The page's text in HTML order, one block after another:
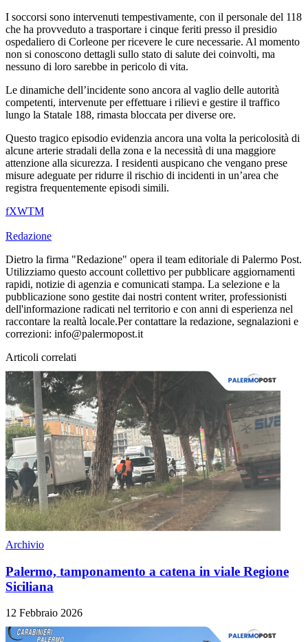
I soccorsi sono intervenuti tempestivamente, con il personale del 118
che ha provveduto a trasportare i cinque feriti presso il presidio
ospedaliero di Corleone per ricevere le cure necessarie. Al momento
non si conoscono dettagli sullo stato di salute dei coinvolti, ma
nessuno di loro sarebbe in pericolo di vita.
Le dinamiche dell’incidente sono ancora al vaglio delle autorità
competenti, intervenute per effettuare i rilievi e gestire il traffico
lungo la Statale 188, rimasta bloccata per diverse ore.
Questo tragico episodio evidenzia ancora una volta la pericolosità di
alcune arterie stradali della zona e la necessità di una maggiore
attenzione alla sicurezza. I residenti auspicano che vengano prese
misure adeguate per ridurre il rischio di incidenti in un’area che
registra frequentemente episodi simili.
fXWTM
Redazione
Dietro la firma "Redazione" opera il team editoriale di Palermo Post.
Utilizziamo questo account collettivo per pubblicare aggiornamenti
rapidi, notizie di agenzia e comunicati stampa. La selezione e la
pubblicazione sono gestite dai nostri content writer, professionisti
dell'informazione radicati nel territorio e con anni di esperienza nel
raccontare la realtà locale.Per contattare la redazione, segnalazioni e
correzioni: info@palermopost.it
Articoli correlati
Archivio
Palermo, tamponamento a catena in viale Regione
Siciliana
12 Febbraio 2026